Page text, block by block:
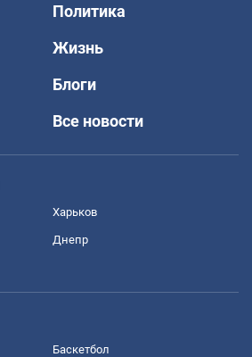
Политика
Жизнь
Блоги
Все новости
Харьков
Днепр
Баскетбол